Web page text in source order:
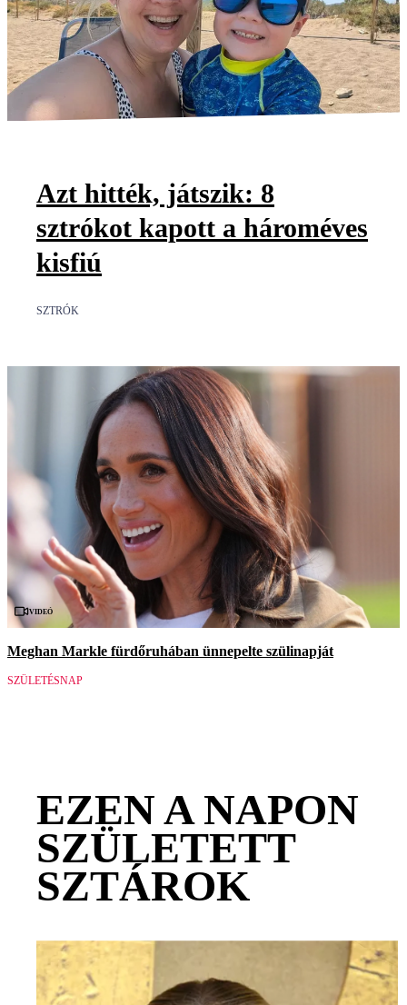
Azt hitték, játszik: 8
sztrókot kapott a hároméves
kisfiú
SZTRÓK
Videó
Meghan Markle fürdőruhában ünnepelte szülinapját
SZÜLETÉSNAP
EZEN A NAPON
SZÜLETETT
SZTÁROK